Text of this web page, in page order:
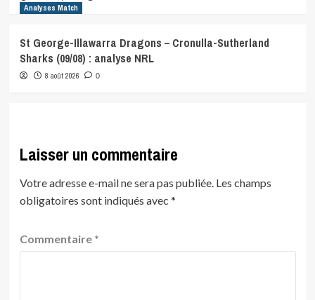
Analyses Match
St George-Illawarra Dragons – Cronulla-Sutherland
Sharks (09/08) : analyse NRL
8 août 2026 0
Laisser un commentaire
Votre adresse e-mail ne sera pas publiée. Les champs
obligatoires sont indiqués avec *
Commentaire *